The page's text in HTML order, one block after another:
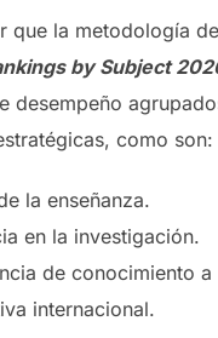
que la metodología
by Subject
desempeño
como son:
la enseñanza.
en la investigación.
de conocimiento a
internacional.